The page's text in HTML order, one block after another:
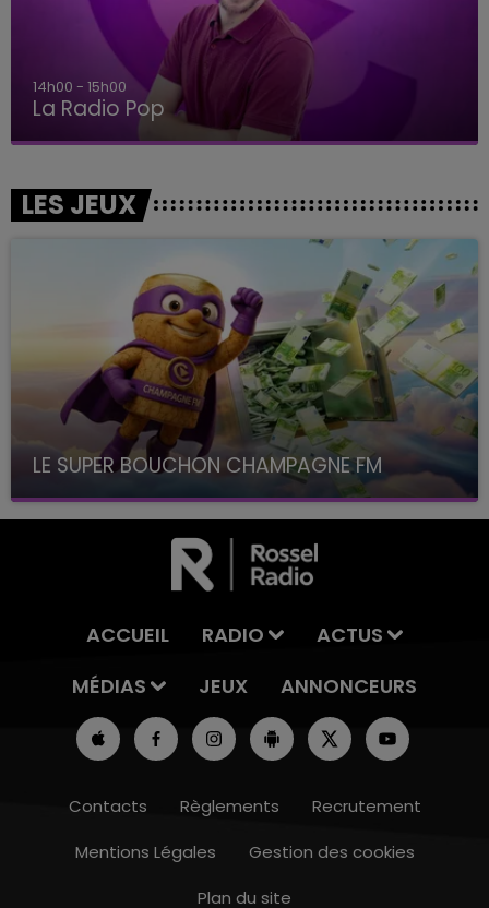
14h00 - 15h00
La Radio Pop
LES JEUX
LE SUPER BOUCHON CHAMPAGNE FM
avec La Famille Champagne FM, à 8H10
ACCUEIL RADIO
ACTUS
MÉDIAS
JEUX ANNONCEURS
Contacts Règlements
Recrutement
Mentions Légales
Gestion des cookies
Plan du site